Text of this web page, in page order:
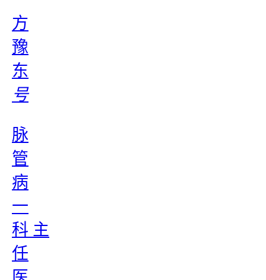
方
豫
东
号
脉
管
病
一
科 主
任